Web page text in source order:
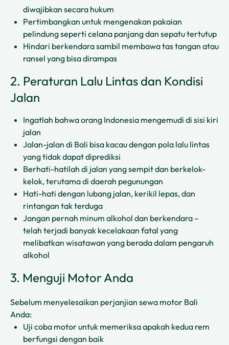
diwajibkan secara hukum
Pertimbangkan untuk mengenakan pakaian
pelindung seperti celana panjang dan sepatu tertutup
Hindari berkendara sambil membawa tas tangan atau
ransel yang bisa dirampas
2. Peraturan Lalu Lintas dan Kondisi
Jalan
Ingatlah bahwa orang Indonesia mengemudi di sisi kiri
jalan
Jalan-jalan di Bali bisa kacau dengan pola lalu lintas
yang tidak dapat diprediksi
Berhati-hatilah di jalan yang sempit dan berkelok-
kelok, terutama di daerah pegunungan
Hati-hati dengan lubang jalan, kerikil lepas, dan
rintangan tak terduga
Jangan pernah minum alkohol dan berkendara –
telah terjadi banyak kecelakaan fatal yang
melibatkan wisatawan yang berada dalam pengaruh
alkohol
3. Menguji Motor Anda
Sebelum menyelesaikan perjanjian sewa motor Bali
Anda:
Uji coba motor untuk memeriksa apakah kedua rem
berfungsi dengan baik